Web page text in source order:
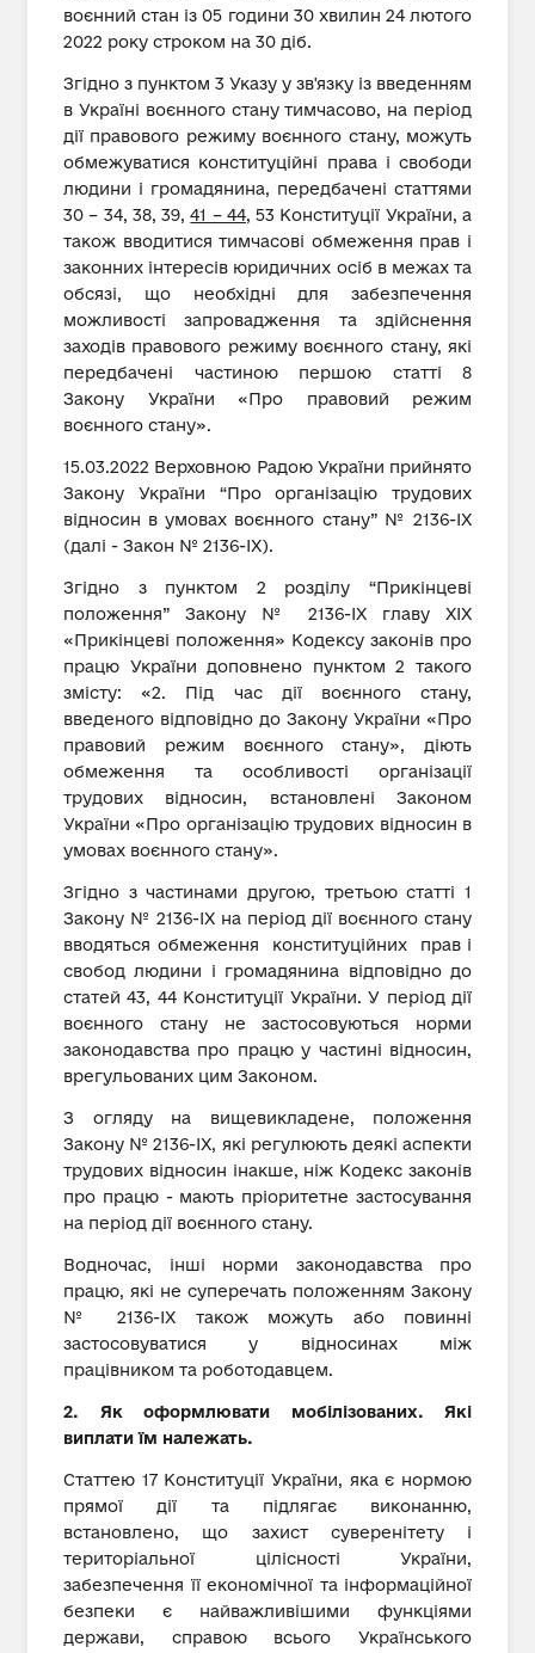
воєнний стан із 05 години 30 хвилин 24 лютого
2022 року строком на 30 діб.
Згідно з пунктом 3 Указу у зв'язку із введенням
в Україні воєнного стану тимчасово, на період
дії правового режиму воєнного стану, можуть
обмежуватися конституційні права і свободи
людини і громадянина, передбачені статтями
30 – 34, 38, 39,41 – 44, 53 Конституції України, а
також вводитися тимчасові обмеження прав і
законних інтересів юридичних осіб в межах та
обсязі, що необхідні для забезпечення
можливості запровадження та здійснення
заходів правового режиму воєнного стану, які
передбачені частиною першою статті 8
Закону України «Про правовий режим
воєнного стану».
15.03.2022 Верховною Радою України прийнято
Закону України “Про організацію трудових
відносин в умовах воєнного стану” № 2136-ІХ
(далі - Закон № 2136-ІХ).
Згідно з пунктом 2 розділу “Прикінцеві
положення” Закону № 2136-ІХ главу XIX
«Прикінцеві положення» Кодексу законів про
працю України доповнено пунктом 2 такого
змісту: «2. Під час дії воєнного стану,
введеного відповідно до Закону України «Про
правовий режим воєнного стану», діють
обмеження та особливості організації
трудових відносин, встановлені Законом
України «Про організацію трудових відносин в
умовах воєнного стану».
Згідно з частинами другою, третьою статті 1
Закону № 2136-ІХ на період дії воєнного стану
вводяться обмеження конституційних прав і
свобод людини і громадянина відповідно до
статей 43, 44 Конституції України. У період дії
воєнного стану не застосовуються норми
законодавства про працю у частині відносин,
врегульованих цим Законом.
З огляду на вищевикладене, положення
Закону № 2136-ІХ, які регулюють деякі аспекти
трудових відносин інакше, ніж Кодекс законів
про працю - мають пріоритетне застосування
на період дії воєнного стану.
Водночас, інші норми законодавства про
працю, які не суперечать положенням Закону
№ 2136-ІХ також можуть або повинні
застосовуватися у відносинах між
працівником та роботодавцем.
2. Як оформлювати мобілізованих. Які
виплати їм належать.
Статтею 17 Конституції України, яка є нормою
прямої дії та підлягає виконанню,
встановлено, що захист суверенітету і
територіальної цілісності України,
забезпечення її економічної та інформаційної
безпеки є найважливішими функціями
держави, справою всього Українського